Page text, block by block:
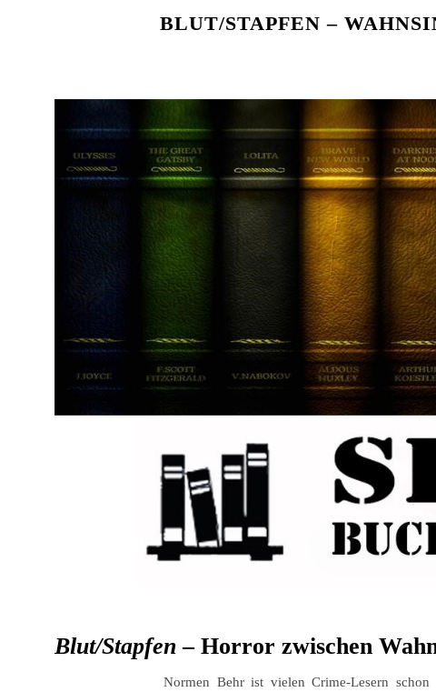
BLUT/STAPFEN –
Blut/Stapfen – Horror zwischen
Normen Behr ist vielen Crime-Lesern